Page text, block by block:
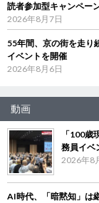
読者参加型キャンペー
2026年8月7日
55年間、京の街を走
イベントを開催
2026年8月6日
動画
「100
務員イベ
2026年8
AI時代、「暗黙知」は